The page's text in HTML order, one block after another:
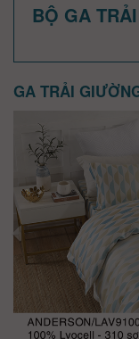
BỘ GA
GA TRẢI